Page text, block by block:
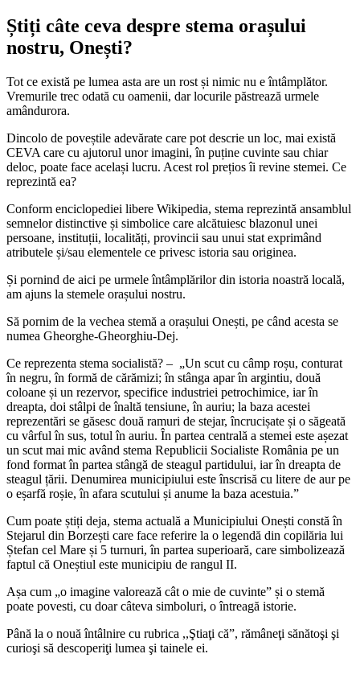
Știți câte ceva despre stema orașului
nostru, Onești?
Tot ce există pe lumea asta are un rost și nimic nu e întâmplător.
Vremurile trec odată cu oamenii, dar locurile păstrează urmele
amândurora.
Dincolo de poveștile adevărate care pot descrie un loc, mai există
CEVA care cu ajutorul unor imagini, în puține cuvinte sau chiar
deloc, poate face același lucru. Acest rol prețios îi revine stemei. Ce
reprezintă ea?
Conform enciclopediei libere Wikipedia, stema reprezintă ansamblul
semnelor distinctive și simbolice care alcătuiesc blazonul unei
persoane, instituții, localități, provincii sau unui stat exprimând
atributele și/sau elementele ce privesc istoria sau originea.
Și pornind de aici pe urmele întâmplărilor din istoria noastră locală,
am ajuns la stemele orașului nostru.
Să pornim de la vechea stemă a orașului Onești, pe când acesta se
numea Gheorghe-Gheorghiu-Dej.
Ce reprezenta stema socialistă? – „Un scut cu câmp roșu, conturat
în negru, în formă de cărămizi; în stânga apar în argintiu, două
coloane și un rezervor, specifice industriei petrochimice, iar în
dreapta, doi stâlpi de înaltă tensiune, în auriu; la baza acestei
reprezentări se găsesc două ramuri de stejar, încrucișate și o săgeată
cu vârful în sus, totul în auriu. În partea centrală a stemei este așezat
un scut mai mic având stema Republicii Socialiste România pe un
fond format în partea stângă de steagul partidului, iar în dreapta de
steagul țării. Denumirea municipiului este înscrisă cu litere de aur pe
o eșarfă roșie, în afara scutului și anume la baza acestuia.”
Cum poate știți deja, stema actuală a Municipiului Onești constă în
Stejarul din Borzești care face referire la o legendă din copilăria lui
Ștefan cel Mare și 5 turnuri, în partea superioară, care simbolizează
faptul că Oneștiul este municipiu de rangul II.
Așa cum „o imagine valorează cât o mie de cuvinte” și o stemă
poate povesti, cu doar câteva simboluri, o întreagă istorie.
Până la o nouă întâlnire cu rubrica ,,Ştiaţi că”, rămâneţi sănătoşi şi
curioşi să descoperiţi lumea şi tainele ei.